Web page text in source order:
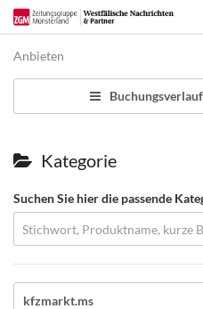
Anbieten
Kategorie
Suchen Sie hier die passende
kfzmarkt.ms